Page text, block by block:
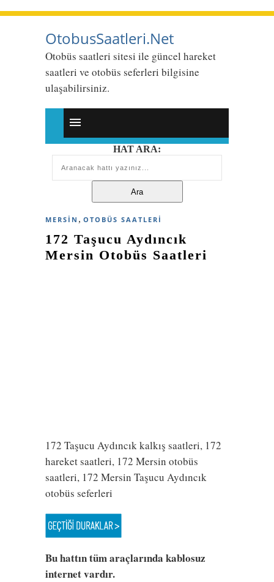
OtobusSaatleri.Net
Otobüs saatleri sitesi ile güncel hareket
saatleri ve otobüs seferleri bilgisine
ulaşabilirsiniz.
HAT ARA:
MERSIN , OTOBÜS SAATLERI
172 Taşucu Aydıncık
Mersin Otobüs Saatleri
172 Taşucu Aydıncık kalkış saatleri, 172
hareket saatleri, 172 Mersin otobüs
saatleri, 172 Mersin Taşucu Aydıncık
otobüs seferleri
Bu hattın tüm araçlarında kablosuz
internet vardır.